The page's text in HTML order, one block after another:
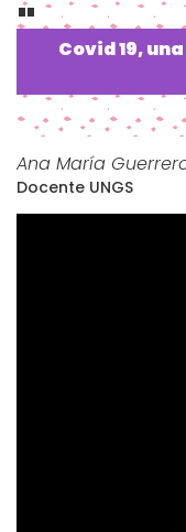
Covid 19,
Ana María
Docente UNGS